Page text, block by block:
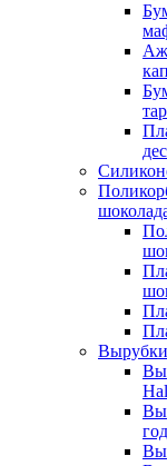
Вырубки
год